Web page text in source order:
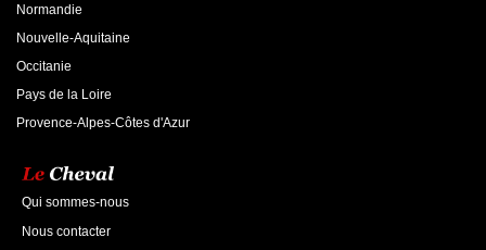
Normandie
Nouvelle-Aquitaine
Occitanie
Pays de la Loire
Provence-Alpes-Côtes d'Azur
Qui sommes-nous
Nous contacter